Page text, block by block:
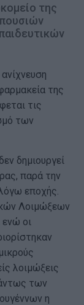
της
της
τις
των
δημιουργεί
παρά την
εποχής.
Λοιμώξεων
οι
λοιμώξεις
των
η